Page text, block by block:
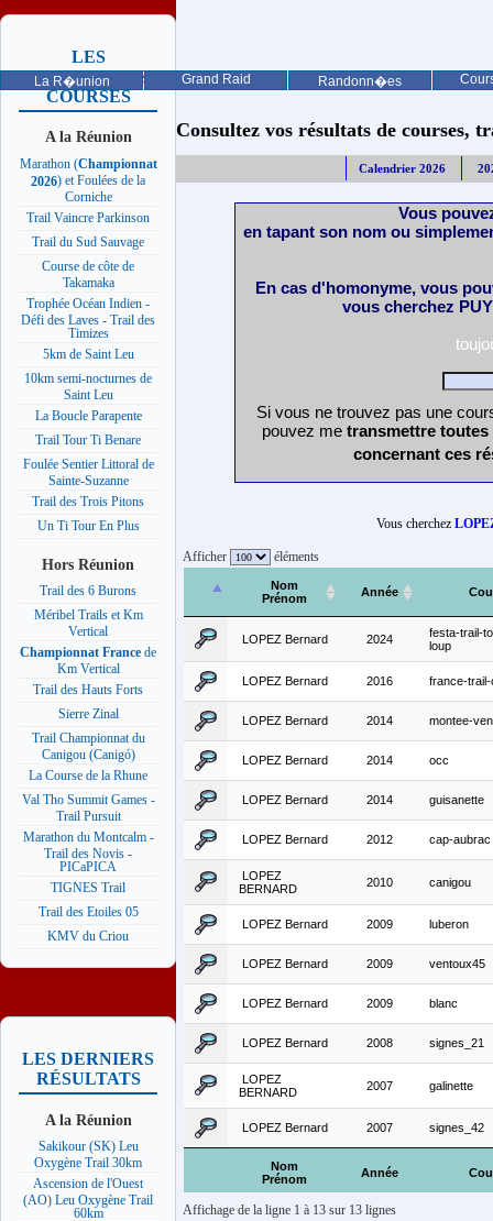
La R�union Grand Raid Randonn�es
LES
PROCHAINES
COURSES
A la Réunion
Marathon (Championnat
2026) et Foulées de la
Corniche
Trail Vaincre Parkinson
Trail du Sud Sauvage
Course de côte de
Takamaka
Trophée Océan Indien -
Défi des Laves - Trail des
Timizes
5km de Saint Leu
10km semi-nocturnes de
Saint Leu
La Boucle Parapente
Trail Tour Ti Benare
Foulée Sentier Littoral de
Sainte-Suzanne
Trail des Trois Pitons
Un Ti Tour En Plus
Hors Réunion
Trail des 6 Burons
Méribel Trails et Km
Vertical
Championnat France de
Km Vertical
Trail des Hauts Forts
Sierre Zinal
Trail Championnat du
Canigou (Canigó)
La Course de la Rhune
Val Tho Summit Games -
Trail Pursuit
Marathon du Montcalm -
Trail des Novis -
PICaPICA
TIGNES Trail
Trail des Etoiles 05
KMV du Criou
LES DERNIERS
RÉSULTATS
A la Réunion
Sakikour (SK) Leu
Oxygène Trail 30km
Ascension de l'Ouest
(AO) Leu Oxygène Trail
60km
Consultez vos résultats de courses,
Calendrier 2026
Vous
en tapant son nom ou
En cas d'homonyme, vous
vous cherchez
Si vous ne trouvez pas une
pouvez me transmettre
concernant ces
Vous cherchez
Afficher éléments
Nom
Prénom
Année
Nom
Prénom
Année
LOPEZ Bernard 2024
festa-trail-
loup
LOPEZ Bernard 2016 france-
LOPEZ Bernard 2014 montee-
LOPEZ Bernard 2014 occ
LOPEZ Bernard 2014 guisanette
LOPEZ Bernard 2012 cap-aubrac
LOPEZ
BERNARD
2010 canigou
LOPEZ Bernard 2009 luberon
LOPEZ Bernard 2009 ventoux45
LOPEZ Bernard 2009 blanc
LOPEZ Bernard 2008 signes_21
LOPEZ
BERNARD
2007 galinette
LOPEZ Bernard 2007 signes_42
Affichage de la ligne 1 à 13 sur 13 lignes